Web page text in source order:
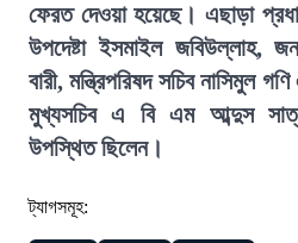
ফেরত দেওয়া হয়েছে। এছাড়া
উপদেষ্টা ইসমাইল জবিউল্লাহ,
বারী, মন্ত্রিপরিষদ সচিব নাসিমুল
মুখ্যসচিব এ বি এম আব্দুস
উপস্থিত ছিলেন।
ট্যাগসমূহ: